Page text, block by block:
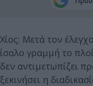
Χίος: Μετά τον
ίσαλο γραμμή το
δεν αντιμετωπίζει
ξεκινήσει η